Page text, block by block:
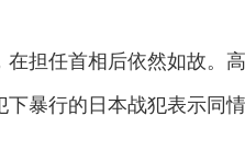
担任首相后依然如故。
暴行的日本战犯表示同